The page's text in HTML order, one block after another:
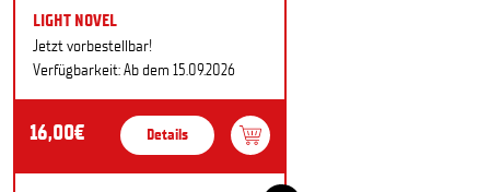
LIGHT NOVEL
Jetzt vorbestellbar!
Verfügbarkeit: Ab dem 15.09.2026
16,00€ Details